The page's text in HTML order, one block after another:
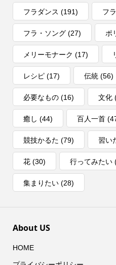
フラダンス (191) フ
フラ・ソング(27) ポ
メリーモナーク (17)
レシピ(17) 伝統(56)
必要なもの(16) 文化
癒し (44) 百人一首
競技かるた (79) 習い
花(30) 行ってみたい
集まりたい(28)
About US
HOME